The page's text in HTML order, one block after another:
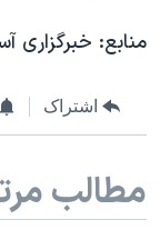
منابع: خبرگزاری
اشتراک
مطالب